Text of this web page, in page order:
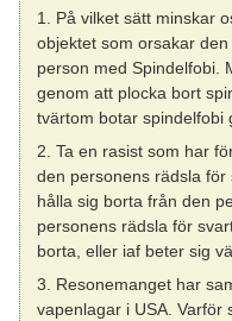
1. På vilket sätt minskar
objektet som orsakar
person med Spindelfobi.
genom att plocka bort
tvärtom botar spindelfobi
2. Ta en rasist som har
den personens rädsla
hålla sig borta från den
personens rädsla för
borta, eller iaf beter sig
3. Resonemanget har
vapenlagar i USA. Varför